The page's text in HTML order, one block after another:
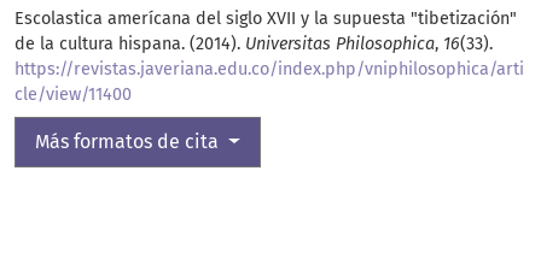
Escolastica amerícana del siglo XVII y la supuesta "tibetización"
de la cultura hispana. (2014). Universitas Philosophica, 16(33).
https://revistas.javeriana.edu.co/index.php/vniphilosophica/arti
cle/view/11400
Más formatos de cita